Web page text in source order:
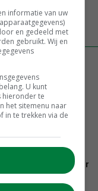
Amalthea gaat
geitenzuivel blijft
top
krimpt, pluimveesector
informatie van uw
en gedeeld met
gebruikt. Wij en
U kunt
hieronder te
het sitemenu naar
in te trekken via de